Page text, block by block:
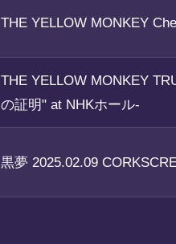
THE YELLOW MONKEY
THE YELLOW MONKEY
の証明" at NHKホール-
黒夢 2025.02.09